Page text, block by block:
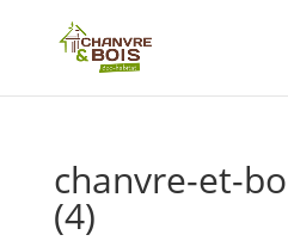
chanvre-et-
(4)